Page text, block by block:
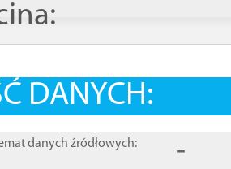
DANYCH:
danych źródłowych: -